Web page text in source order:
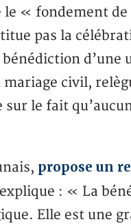
« fondement de
pas la
d’une
civil,
sur le fait
propose un
: « La
Elle est une